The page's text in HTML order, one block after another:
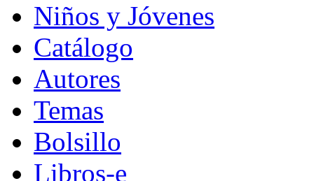
Niños y Jóvenes
Catálogo
Autores
Temas
Bolsillo
Libros-e